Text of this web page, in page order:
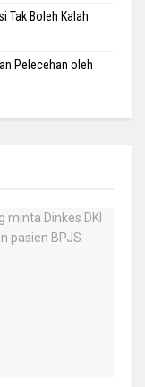
Tak Boleh Kalah
Pelecehan oleh